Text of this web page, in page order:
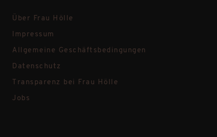
Über Frau Hölle
Impressum
Allgemeine Geschäftsbedingungen
Datenschutz
Transparenz bei Frau Hölle
Jobs